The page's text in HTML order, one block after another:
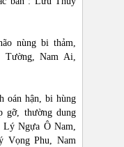
nùng bi thảm,
Tường, Nam Ai,
oán hận, bi hùng
gỡ, thường dung
Lý Ngựa Ô Nam,
Vọng Phu, Nam